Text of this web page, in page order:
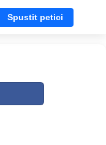
Spustit petici